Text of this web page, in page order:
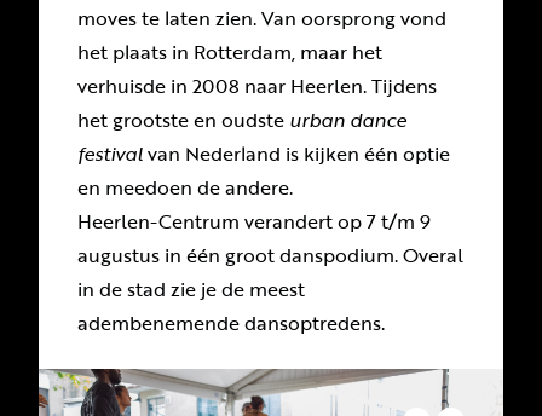
moves te laten zien. Van oorsprong vond
het plaats in Rotterdam, maar het
verhuisde in 2008 naar Heerlen. Tijdens
het grootste en oudste urban dance
festivalvan Nederland is kijken één optie
en meedoen de andere.
Heerlen-Centrum verandert op 7 t/m 9
augustus in één groot danspodium. Overal
in de stad zie je de meest
adembenemende dansoptredens.